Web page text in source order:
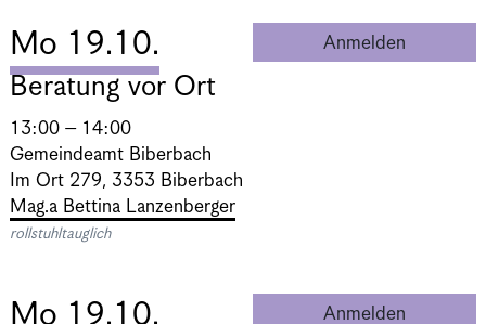
Mo 19.10. Anmelden
Beratung vor Ort
13:00 – 14:00
Gemeindeamt Biberbach
Im Ort 279, 3353 Biberbach
Mag.a Bettina Lanzenberger
rollstuhltauglich
Mo 19.10. Anmelden